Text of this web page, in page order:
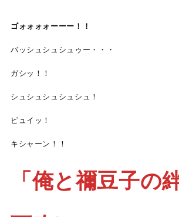
ゴォ ォォォーーー！！
バッシュシュシュゥー・・・
ガシッ！！
シュシュシュシュシュ！
ピュイッ！
キシャーン！！
「俺と禰豆子の